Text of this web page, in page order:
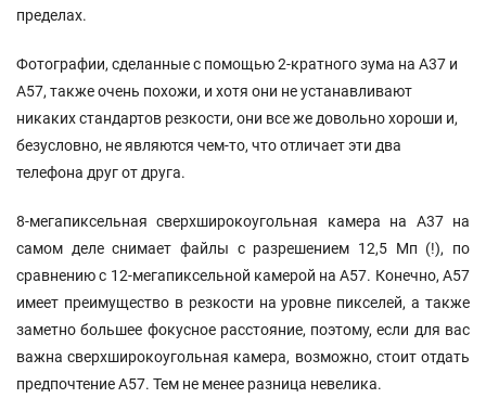
пределах.
Фотографии, сделанные с помощью 2-кратного зума на A37 и
A57, также очень похожи, и хотя они не устанавливают
никаких стандартов резкости, они все же довольно хороши и,
безусловно, не являются чем-то, что отличает эти два
телефона друг от друга.
8-мегапиксельная сверхширокоугольная камера на A37 на
самом деле снимает файлы с разрешением 12,5 Мп (!), по
сравнению с 12-мегапиксельной камерой на A57. Конечно, A57
имеет преимущество в резкости на уровне пикселей, а также
заметно большее фокусное расстояние, поэтому, если для вас
важна сверхширокоугольная камера, возможно, стоит отдать
предпочтение A57. Тем не менее разница невелика.